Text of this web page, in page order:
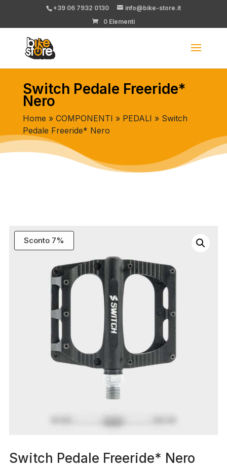
+39 06 7932 0130
info@bike-store.it
0 Elementi
Switch Pedale Freeride*
Nero
Home » COMPONENTI » PEDALI » Switch
Pedale Freeride* Nero
Sconto 7%
Switch Pedale Freeride* Nero